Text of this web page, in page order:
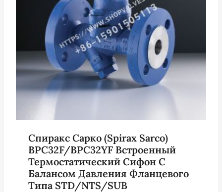
Спиракс Сарко (Spirax Sarco)
BPC32F/BPC32YF Встроенный
Термостатический Сифон С
Балансом Давления Фланцевого
Типа STD/NTS/SUB